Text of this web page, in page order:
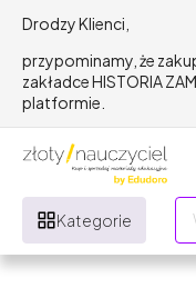
Drodzy Klienci,
przypominamy, że
zakładce HISTORIA
platformie.
Kategorie